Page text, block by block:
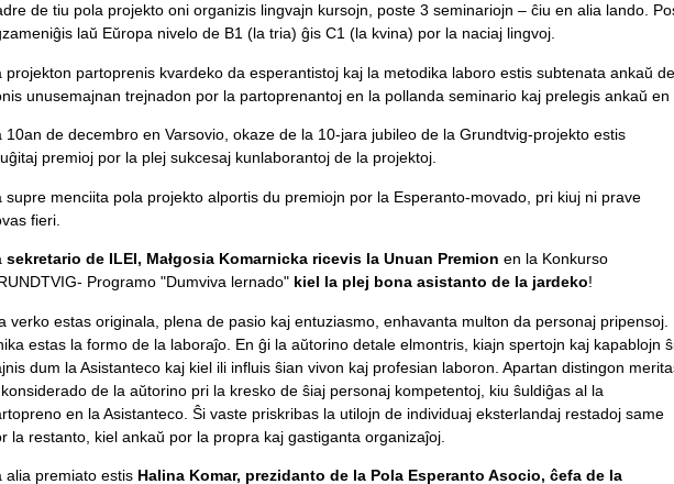
de tiu pola projekto oni organizis lingvajn kursojn, poste 3 seminariojn – ĉiu en alia lando.
laŭ Eŭropa nivelo de B1 (la tria) ĝis C1 (la kvina) por la naciaj lingvoj.
projekton partoprenis kvardeko da esperantistoj kaj la metodika laboro estis subtenata ankaŭ
unusemajnan trejnadon por la partoprenantoj en la pollanda seminario kaj prelegis ankaŭ en
10an de decembro en Varsovio, okaze de la 10-jara jubileo de la Grundtvig-projekto estis
premioj por la plej sukcesaj kunlaborantoj de la projektoj.
supre menciita pola projekto alportis du premiojn por la Esperanto-movado, pri kiuj ni prave
fieri.
sekretario de ILEI, Małgosia Komarnicka ricevis la Unuan Premion en la Konkurso
Programo "Dumviva lernado" kiel la plej bona asistanto de la jardeko!
verko estas originala, plena de pasio kaj entuziasmo, enhavanta multon da personaj pripensoj.
estas la formo de la laboraĵo. En ĝi la aŭtorino detale elmontris, kiajn spertojn kaj kapablojn
dum la Asistanteco kaj kiel ili influis ŝian vivon kaj profesian laboron. Apartan distingon
de la aŭtorino pri la kresko de ŝiaj personaj kompetentoj, kiu ŝuldiĝas al la
en la Asistanteco. Ŝi vaste priskribas la utilojn de individuaj eksterlandaj restadoj same
la restanto, kiel ankaŭ por la propra kaj gastiganta organizaĵoj.
alia premiato estis Halina Komar, prezidanto de la Pola Esperanto Asocio, ĉefa de la